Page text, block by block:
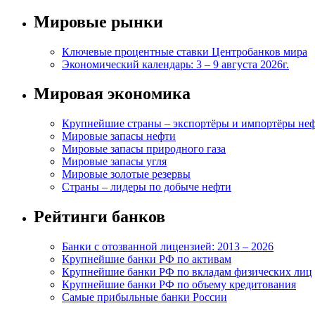
Мировые рынки
Ключевые процентные ставки Центробанков мира
Экономический календарь: 3 – 9 августа 2026г.
Мировая экономика
Крупнейшие страны – экспортёры и импортёры
Мировые запасы нефти
Мировые запасы природного газа
Мировые запасы угля
Мировые золотые резервы
Страны – лидеры по добыче нефти
Рейтинги банков
Банки с отозванной лицензией: 2013 – 2026
Крупнейшие банки РФ по активам
Крупнейшие банки РФ по вкладам физических лиц
Крупнейшие банки РФ по объему кредитования
Самые прибыльные банки России